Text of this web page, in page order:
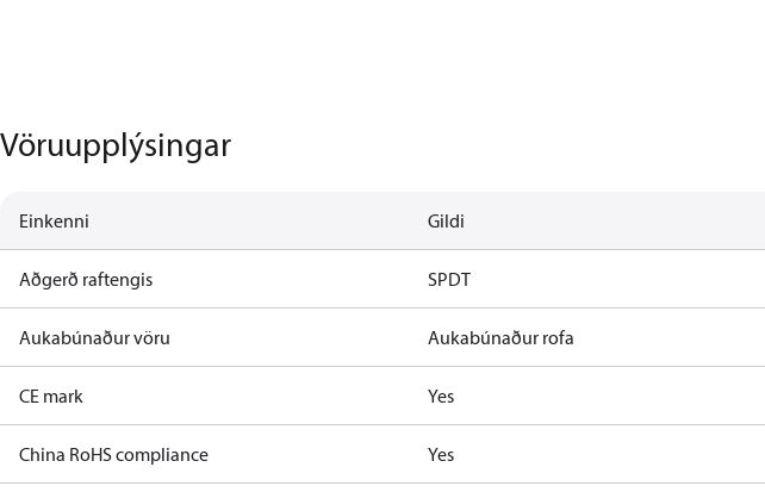
Vöruupplýsingar
Einkenni Gildi
Aðgerð raftengis SPDT
Aukabúnaður vöru Aukabúnaður rofa
CE mark Yes
China RoHS compliance Yes